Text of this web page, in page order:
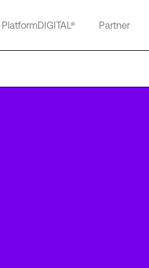
PlatformDIGITAL® Partner